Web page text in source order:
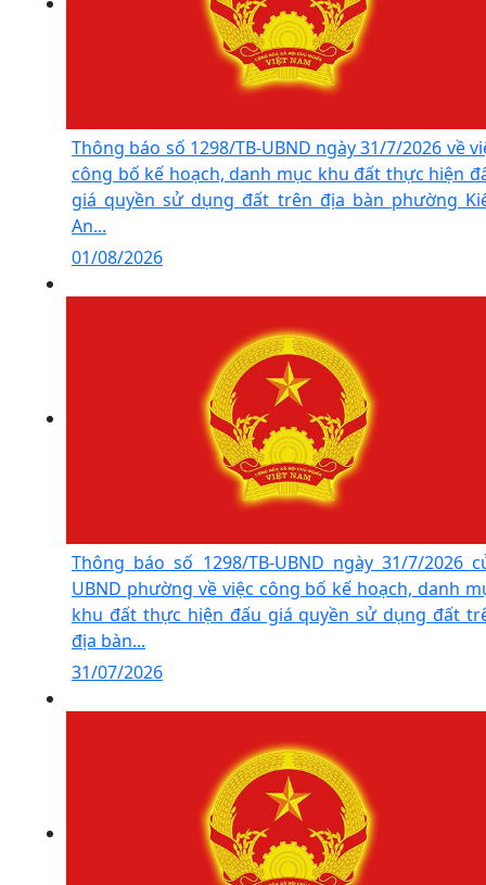
Thông báo số 1298/TB-UBND ngày 31/7/2026 về
công bố kế hoạch, danh mục khu đất thực hiện
giá quyền sử dụng đất trên địa bàn phường
An...
01/08/2026
Thông báo số 1298/TB-UBND ngày 31/7/2026
UBND phường về việc công bố kế hoạch, danh
khu đất thực hiện đấu giá quyền sử dụng đất
địa bàn...
31/07/2026